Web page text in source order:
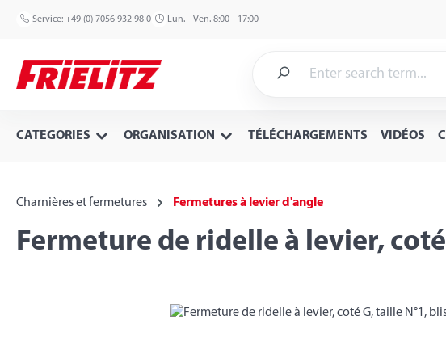
to main content
Skip to search
Skip to main navigation
Service: +49 (0) 7056 932 98 0 Lun. - Ven. 8:00 - 17:00
CATEGORIES ORGANISATION TÉLÉCHARGEMENTS VIDÉOS
Charnières et fermetures Fermetures à levier d'angle
Fermeture de ridelle à levier,